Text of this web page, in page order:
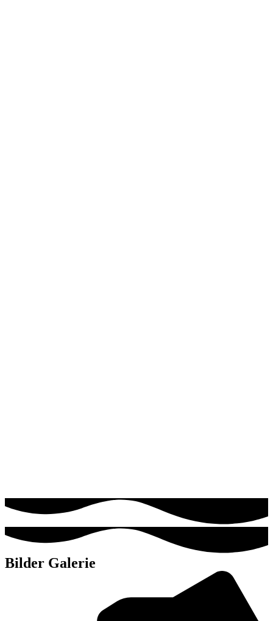
Bilder Galerie